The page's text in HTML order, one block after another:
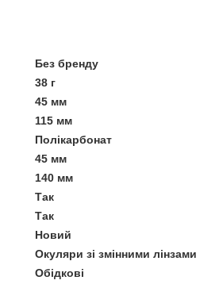
Без бренду
38 г
45 мм
115 мм
Полікарбонат
45 мм
140 мм
Так
Так
Новий
Окуляри зі змінними лінзами
Обідкові